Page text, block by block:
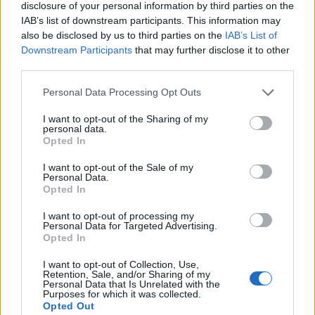
disclosure of your personal information by third parties on the
IAB’s list of downstream participants. This information may
also be disclosed by us to third parties on the IAB’s List of
Downstream Participants that may further disclose it to other
Personal Data Processing Opt Outs
I want to opt-out of the Sharing of my
personal data.
Opted In
I want to opt-out of the Sale of my
Personal Data.
Opted In
I want to opt-out of processing my
Personal Data for Targeted Advertising.
Opted In
I want to opt-out of Collection, Use,
Retention, Sale, and/or Sharing of my
Personal Data that Is Unrelated with the
Purposes for which it was collected.
Opted Out
Pekka Rinne Nuorten Leijonien
maalivahtivalmentajaksi
Nuoret Leijonat nappasi voiton
Leijonat julkisti ketjut Sveitsi-peliin –
kaukaloon
Venäläisveskari sekosi Suomen 2.